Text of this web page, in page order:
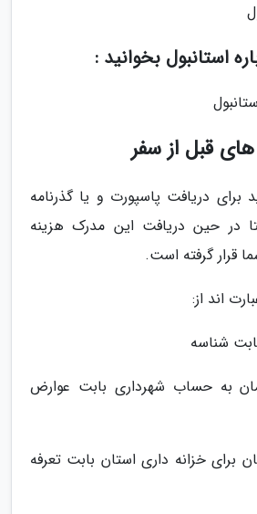
استانبول بخوانید :
قبل از سفر
برای دریافت پاسپورت و یا گذرنامه
در حین دریافت این مدرک هزینه
قرار گرفته است.
اند از:
3,750 تومان به حساب شهرداری بابت عوارض
75,000 تومان برای خزانه داری استان بابت تعرفه